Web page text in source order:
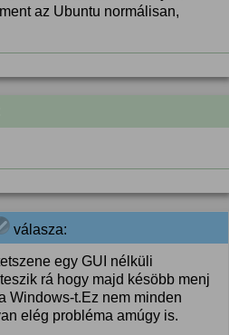
az Ubuntu normálisan,
válasza:
egy GUI nélküli
rá hogy majd késöbb menj
Windows-t.Ez nem minden
elég probléma amúgy is.